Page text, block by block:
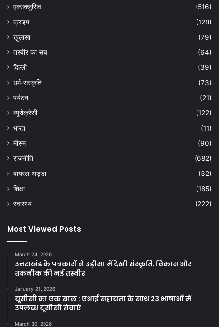
एक्सक्लुसिव
(516)
क्राइम
(128)
खुलासा
(79)
तस्वीर का सच
(64)
दिल्ली
(39)
धर्म-संस्कृति
(73)
पर्यटन
(21)
ब्यूरोक्रेसी
(122)
भारत
(11)
मौसम
(90)
राजनीति
(682)
वायरल अड्डा
(32)
शिक्षा
(185)
स्वास्थ्य
(222)
Most Viewed Posts
March 24, 2026
उत्तराखंड के पत्रकारों ने उड़ीसा में देखी संस्कृति, विकास और
तकनीक की नई तस्वीर
January 21, 2026
यूसीसी का एक साल : एआई सहायता के साथ 23 भाषाओं में
उपलब्ध यूसीसी सेवाएं
March 30, 2026